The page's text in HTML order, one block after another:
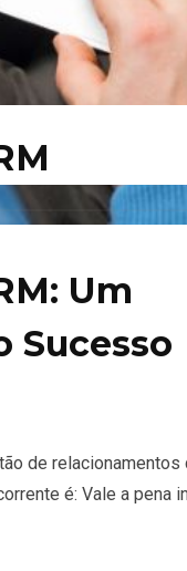
Um
Sucesso
de
é: Vale a pena